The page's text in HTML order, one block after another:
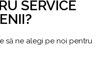
SERVICE
să ne alegi pe noi pentru